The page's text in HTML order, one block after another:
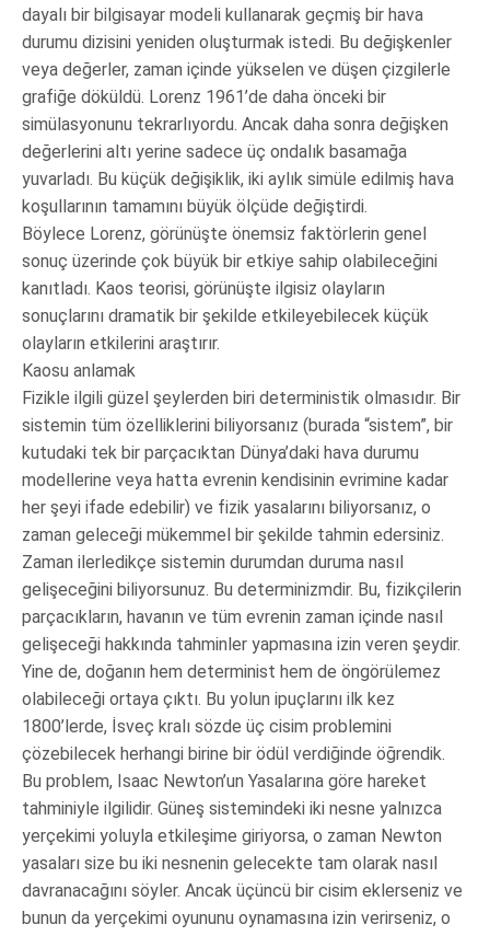
dayalı bir bilgisayar modeli kullanarak geçmiş bir hava
durumu dizisini yeniden oluşturmak istedi. Bu değişkenler
veya değerler, zaman içinde yükselen ve düşen çizgilerle
grafiğe döküldü. Lorenz 1961’de daha önceki bir
simülasyonunu tekrarlıyordu. Ancak daha sonra değişken
değerlerini altı yerine sadece üç ondalık basamağa
yuvarladı. Bu küçük değişiklik, iki aylık simüle edilmiş hava
koşullarının tamamını büyük ölçüde değiştirdi.
Böylece Lorenz, görünüşte önemsiz faktörlerin genel
sonuç üzerinde çok büyük bir etkiye sahip olabileceğini
kanıtladı. Kaos teorisi, görünüşte ilgisiz olayların
sonuçlarını dramatik bir şekilde etkileyebilecek küçük
olayların etkilerini araştırır.
Kaosu anlamak
Fizikle ilgili güzel şeylerden biri deterministik olmasıdır. Bir
sistemin tüm özelliklerini biliyorsanız (burada “sistem”, bir
kutudaki tek bir parçacıktan Dünya’daki hava durumu
modellerine veya hatta evrenin kendisinin evrimine kadar
her şeyi ifade edebilir) ve fizik yasalarını biliyorsanız, o
zaman geleceği mükemmel bir şekilde tahmin edersiniz.
Zaman ilerledikçe sistemin durumdan duruma nasıl
gelişeceğini biliyorsunuz. Bu determinizmdir. Bu, fizikçilerin
parçacıkların, havanın ve tüm evrenin zaman içinde nasıl
gelişeceği hakkında tahminler yapmasına izin veren şeydir.
Yine de, doğanın hem determinist hem de öngörülemez
olabileceği ortaya çıktı. Bu yolun ipuçlarını ilk kez
1800’lerde, İsveç kralı sözde üç cisim problemini
çözebilecek herhangi birine bir ödül verdiğinde öğrendik.
Bu problem, Isaac Newton’un Yasalarına göre hareket
tahminiyle ilgilidir. Güneş sistemindeki iki nesne yalnızca
yerçekimi yoluyla etkileşime giriyorsa, o zaman Newton
yasaları size bu iki nesnenin gelecekte tam olarak nasıl
davranacağını söyler. Ancak üçüncü bir cisim eklerseniz ve
bunun da yerçekimi oyununu oynamasına izin verirseniz, o